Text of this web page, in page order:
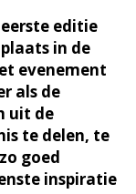
editie
in de
evenement
als de
uit de
te delen, te
goed
inspiratie